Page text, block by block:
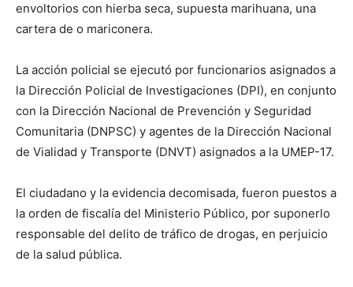
envoltorios con hierba seca, supuesta marihuana, una
cartera de o mariconera.
La acción policial se ejecutó por funcionarios asignados a
la Dirección Policial de Investigaciones (DPI), en conjunto
con la Dirección Nacional de Prevención y Seguridad
Comunitaria (DNPSC) y agentes de la Dirección Nacional
de Vialidad y Transporte (DNVT) asignados a la UMEP-17.
El ciudadano y la evidencia decomisada, fueron puestos a
la orden de fiscalía del Ministerio Público, por suponerlo
responsable del delito de tráfico de drogas, en perjuicio
de la salud pública.